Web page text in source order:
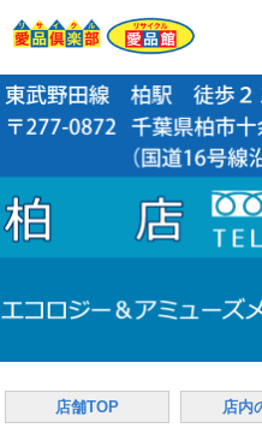
店舗TOP 店内